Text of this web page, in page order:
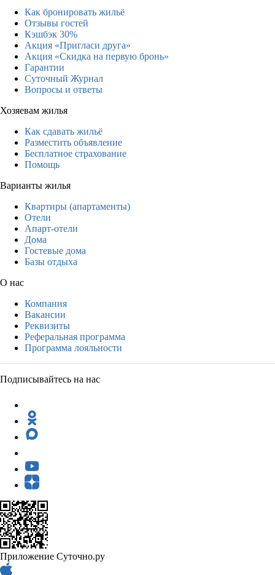
Как бронировать жильё
Отзывы гостей
Кэшбэк 30%
Акция «Пригласи друга»
Акция «Скидка на первую бронь»
Гарантии
Суточный Журнал
Вопросы и ответы
Хозяевам жилья
Как сдавать жильё
Разместить объявление
Бесплатное страхование
Помощь
Варианты жилья
Квартиры (апартаменты)
Отели
Апарт-отели
Дома
Гостевые дома
Базы отдыха
О нас
Компания
Вакансии
Реквизиты
Реферальная программа
Программа лояльности
Подписывайтесь на нас
Приложение Суточно.ру